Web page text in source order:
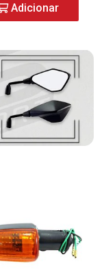
Adicionar